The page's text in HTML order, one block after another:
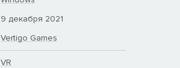
9 декабря 2021
Vertigo Games
VR